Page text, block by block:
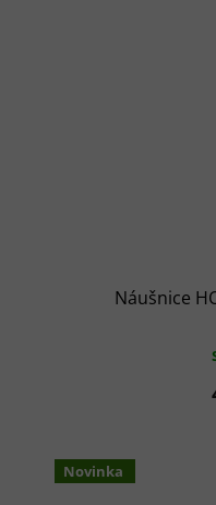
Náušnice
Novinka